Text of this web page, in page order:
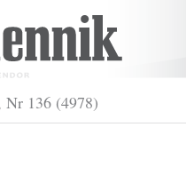
Nr 136 (4978)